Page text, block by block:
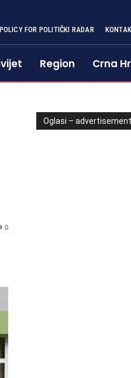
FOR POLITIČKI RADAR
Region Crna
0
Oglasi – advertisement